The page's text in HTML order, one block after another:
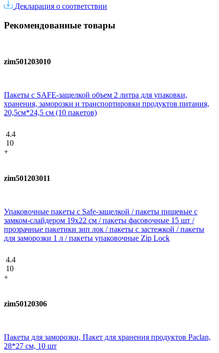
Декларация о соответствии
Рекомендованные товары
zim501203010
Пакеты с SAFE-защелкой объем 2 литра для упаковки,
хранения, заморозки и транспортировки продуктов питания,
20,5см*24,5 см (10 пакетов)
4.4
10
+
zim501203011
Упаковочные пакеты с Safe-защелкой / пакеты пищевые с
замком-слайдером 19х22 см / пакеты фасовочные 15 шт /
прозрачные пакетики зип лок / пакеты с застежкой / пакеты
для заморозки 1 л / пакеты упаковочные Zip Lock
4.4
10
+
zim50120306
Пакеты для заморозки, Пакет для хранения продуктов Paclan,
28*27 см, 10 шт